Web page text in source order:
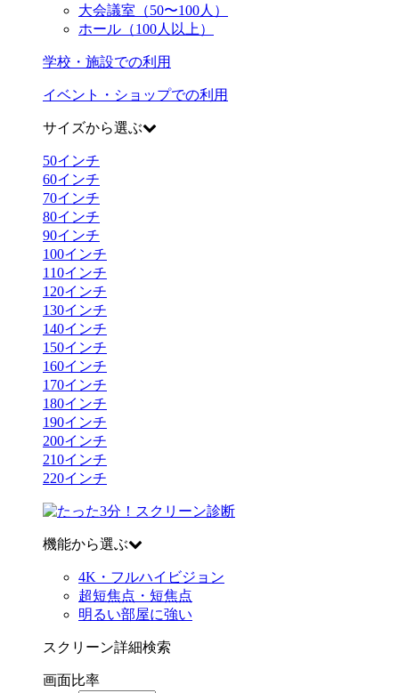
大会議室（50〜100人）
ホール（100人以上）
学校・施設での利用
イベント・ショップでの利用
サイズから選ぶ
50インチ
60インチ
70インチ
80インチ
90インチ
100インチ
110インチ
120インチ
130インチ
140インチ
150インチ
160インチ
170インチ
180インチ
190インチ
200インチ
210インチ
220インチ
機能から選ぶ
4K・フルハイビジョン
超短焦点・短焦点
明るい部屋に強い
スクリーン詳細検索
画面比率